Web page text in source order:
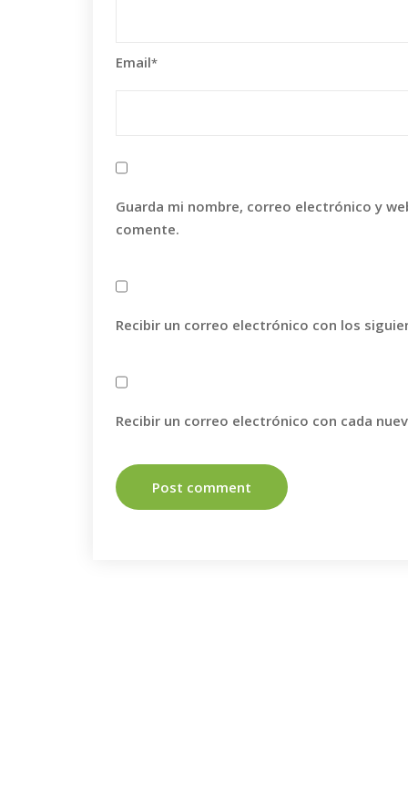
Email*
Guarda mi nombre, correo electrónico y
comente.
Recibir un correo electrónico con los
Recibir un correo electrónico con cada